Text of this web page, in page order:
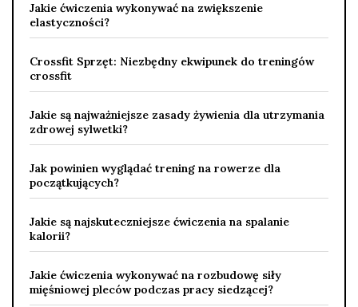
Jakie ćwiczenia wykonywać na zwiększenie
elastyczności?
Crossfit Sprzęt: Niezbędny ekwipunek do treningów
crossfit
Jakie są najważniejsze zasady żywienia dla utrzymania
zdrowej sylwetki?
Jak powinien wyglądać trening na rowerze dla
początkujących?
Jakie są najskuteczniejsze ćwiczenia na spalanie
kalorii?
Jakie ćwiczenia wykonywać na rozbudowę siły
mięśniowej pleców podczas pracy siedzącej?